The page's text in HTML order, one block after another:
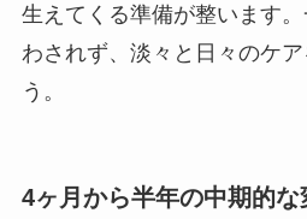
生えてくる準備が整います
わされず、淡々と日々のケ
う。
4ヶ月から半年の中期的な